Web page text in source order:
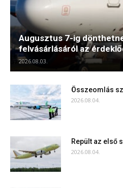
Augusztus 7-ig
felvásárlásáról az
2026.08.03.
Összeomlás
2026.08.04.
Repült az első
2026.08.04.